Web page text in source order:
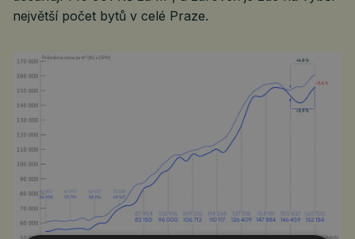
největší počet bytů v celé Praze.